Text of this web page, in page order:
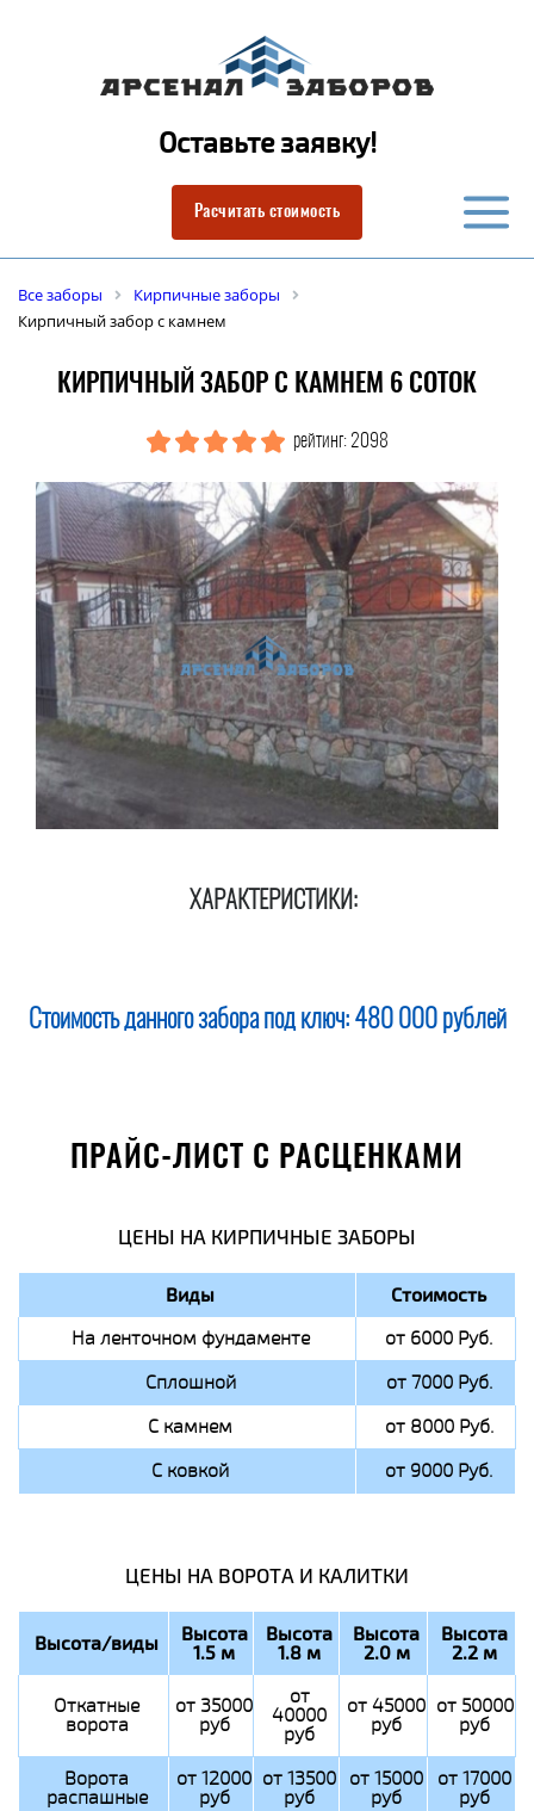
Оставьте заявку!
Расчитать стоимость
Все заборы
Кирпичные заборы
Кирпичный забор с камнем
КИРПИЧНЫЙ ЗАБОР С КАМНЕМ 6 СОТОК
рейтинг: 2098
ХАРАКТЕРИСТИКИ:
Стоимость данного забора под ключ: 480 000 рублей
ПРАЙС-ЛИСТ С РАСЦЕНКАМИ
ЦЕНЫ НА КИРПИЧНЫЕ ЗАБОРЫ
Виды Стоимость
На ленточном фундаменте
от 6000 Руб.
Сплошной
от 7000 Руб.
С камнем
от 8000 Руб.
С ковкой
от 9000 Руб.
ЦЕНЫ НА ВОРОТА И КАЛИТКИ
Высота/виды Высота
1.5 м
Высота
1.8 м
Высота
2.0 м
Высота
2.2 м
Откатные
ворота
от 35000
руб
от
40000
руб
от 45000
руб
от 50000
руб
Ворота
распашные
от 12000
руб
от 13500
руб
от 15000
руб
от 17000
руб